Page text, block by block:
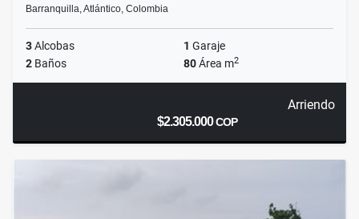
Barranquilla, Atlántico, Colombia
3Alcobas 1 Garaje
2 Baños 80Área m2
Arriendo
$2.305.000COP